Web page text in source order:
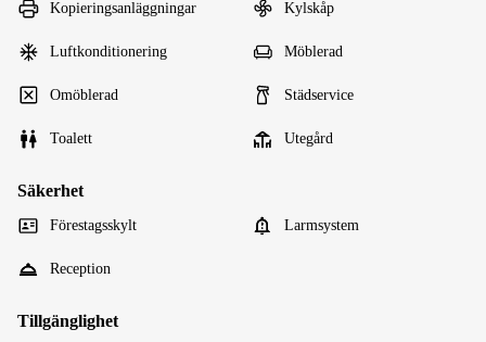
Kopieringsanläggningar Kylskåp
Luftkonditionering Möblerad
Omöblerad Städservice
Toalett Utegård
Säkerhet
Förestagsskylt Larmsystem
Reception
Tillgänglighet